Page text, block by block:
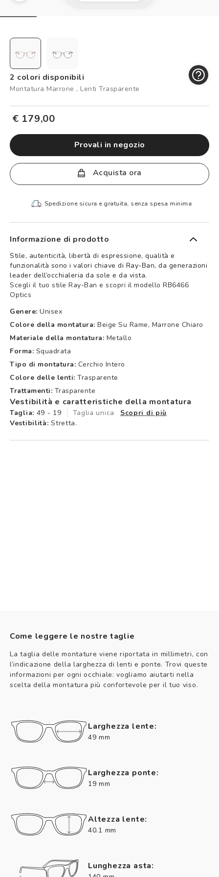
Controllo visivo
Logout
2 colori disponibili
Montatura Marrone , Lenti Trasparente
€ 179,00
provali in negozio
Acquista ora
Spedizione sicura e gratuita, senza spesa minima
Informazione di prodotto
Stile, autenticità, libertà di espressione, qualità e
funzionalità sono i valori chiave di Ray-Ban, da generazioni
leader dell’occhialeria da sole e da vista.
Scegli il tuo stile Ray-Ban e scopri il modello RB6466
Optics
Genere: Unisex
Colore della montatura: Beige Su Rame, Marrone Chiaro
Materiale della montatura: Metallo
Forma: Squadrata
Tipo di montatura: Cerchio Intero
Colore delle lenti: Trasparente
Trattamenti: Trasparente
Vestibilità e caratteristiche della montatura
Taglia: 49 - 19 Taglia unica
Scopri di più
Vestibilità: Stretta.
Come leggere le nostre taglie
La taglia delle montature viene riportata in millimetri, con
l’indicazione della larghezza di lenti e ponte. Trovi queste
informazioni per ogni occhiale: vogliamo aiutarti nella
scelta della montatura più confortevole per il tuo viso.
Larghezza lente:
49 mm
Larghezza ponte:
19 mm
Altezza lente:
40.1 mm
Lunghezza asta: